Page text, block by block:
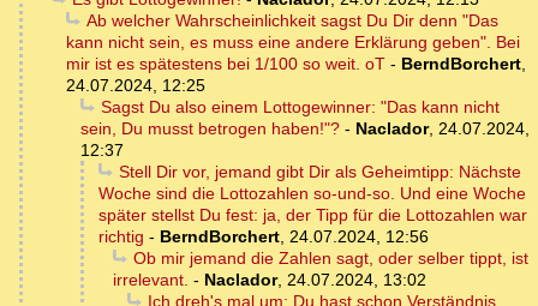
Ab welcher Wahrscheinlichkeit sagst Du Dir denn "Das
kann nicht sein, es muss eine andere Erklärung geben". Bei
mir ist es spätestens bei 1/100 so weit. oT - BerndBorchert,
24.07.2024, 12:25
Sagst Du also einem Lottogewinner: "Das kann nicht
sein, Du musst betrogen haben!"? - Naclador, 24.07.2024,
12:37
Stell Dir vor, jemand gibt Dir als Geheimtipp: Nächste
Woche sind die Lottozahlen so-und-so. Und eine Woche
später stellst Du fest: ja, der Tipp für die Lottozahlen war
richtig - BerndBorchert, 24.07.2024, 12:56
Ob mir jemand die Zahlen sagt, oder selber tippt, ist
irrelevant. - Naclador, 24.07.2024, 13:02
Ich dreh's mal um: Du hast schon Verständnis